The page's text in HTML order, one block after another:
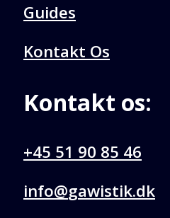
Guides
Kontakt Os
Kontakt os:
+45 51 90 85 46
kd.kitsiwag
@ofni